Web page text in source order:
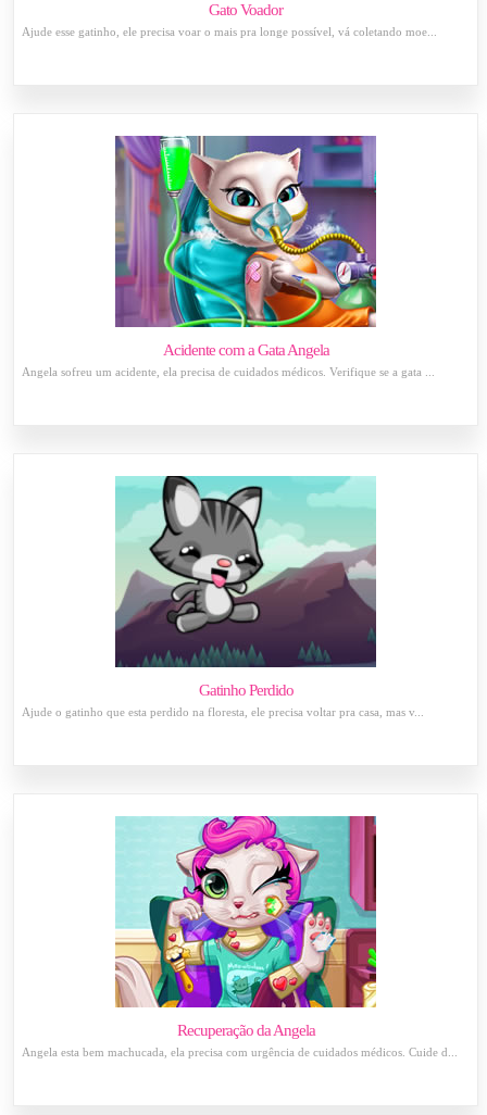
Gato Voador
Ajude esse gatinho, ele precisa voar o mais pra longe possível, vá coletando moe...
Acidente com a Gata Angela
Angela sofreu um acidente, ela precisa de cuidados médicos. Verifique se a gata ...
Gatinho Perdido
Ajude o gatinho que esta perdido na floresta, ele precisa voltar pra casa, mas v...
Recuperação da Angela
Angela esta bem machucada, ela precisa com urgência de cuidados médicos. Cuide d...